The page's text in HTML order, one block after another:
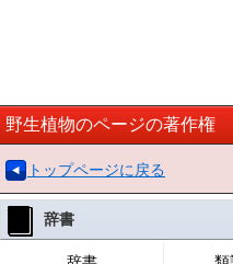
野生植物のページの著作権
トップページに戻る
辞書